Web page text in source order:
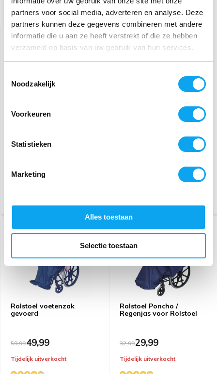
partners voor social media, adverteren en analyse. Deze
partners kunnen deze gegevens combineren met andere
informatie die u aan ze heeft verstrekt of die ze hebben
verzameld op basis van uw gebruik van hun services.
Noodzakelijk
Voorkeuren
Statistieken
Marketing
Alles toestaan
Selectie toestaan
Gerelateerde producten
Rolstoeltas Deluxe met
24,99
15.00 uur, vandaag verzonden
Rolstoel voetenzak
gevoerd
59,9949,99
Tijdelijk uitverkocht
Rolstoel Poncho /
Regenjas voor Rolstoel
32,9929,99
Tijdelijk uitverkocht